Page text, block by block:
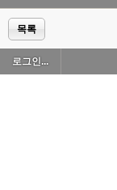
목록
로그인...